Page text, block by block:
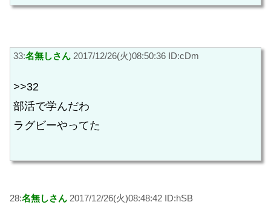
33:名無しさん 2017/12/26(火)08:50:36 ID:cDm
>>32
部活で学んだわ
ラグビーやってた
28:名無しさん 2017/12/26(火)08:48:42 ID:hSB